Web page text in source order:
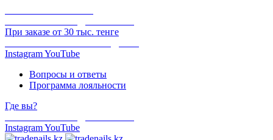
При заказе от 30 тыс. тенге
InstagramYouTube
Вопросы и ответы
Программа лояльности
Где вы?
InstagramYouTube